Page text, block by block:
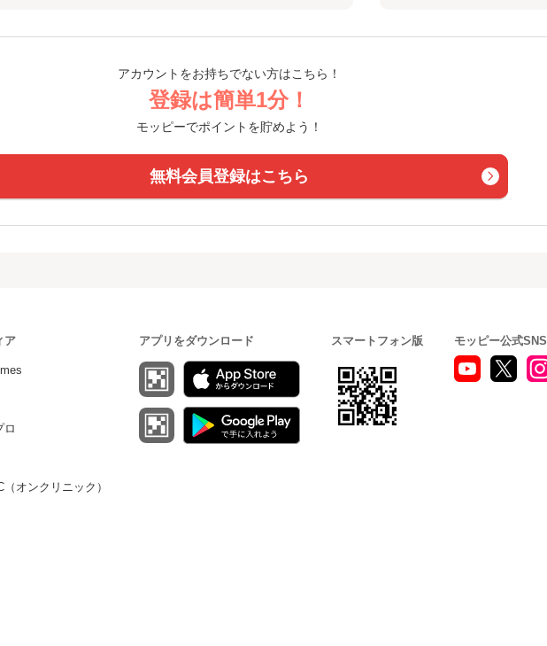
アカウントをお持ちでない方はこちら！
登録は簡単1分！
モッピーでポイントを貯めよう！
無料会員登録はこちら
ア
ロ
オンクリニック）
アプリをダウンロード スマートフォン版 モッピー公式SNS